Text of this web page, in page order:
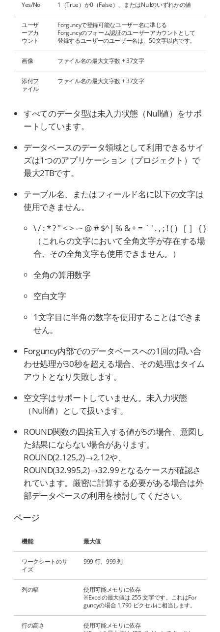
Yes/No 1（True）か0（False）、またはNullのいずれかの値
ユーザ
ーアカ
ウント
Forguncyで登録可能なユーザー名に準じる
Forguncyのフォーム認証のユーザーアカウントとして
登録するユーザーのユーザー名は、50文字以内です。
画像 ファイル名の最大文字数 + 37文字
添付フ
ァイル
ファイル名の最大文字数 + 37文字
すべてのデータ型は未入力状態（Null値）をサポ
ートしています。
データベースのデータ領域として利用できるサイ
ズは1つのアプリケーション（プロジェクト）で
最大2TBです。
テーブル名、またはフィールド名に以下の文字は
使用できません。
\ / : * ? " < > -~ @ # $^| % & + = ` ' . , ; ! ( ) ［ ］ { }
（これらの文字において全角文字が存在する場
合、その全角文字も使用できません。）
全角の算用数字
空白文字
1文字目に半角の数字を使用することはできま
せん。
Forguncy内部でのデータベースへの1回の問い合
わせ処理が30秒を超える場合、その処理はタイム
アウトとなり失敗します。
空文字はサポートしていません。未入力状態
（Null値）として扱います。
ROUND関数の四捨五入する値が5の場合、意図し
た結果にならない場合があります。
ROUND(2.125,2)→2.12や、
ROUND(32.995,2)→32.99となるケースが確認さ
れています。厳密に計算する必要がある場合は外
部データベースの利用を検討してください。
ページ
機能 最大値
ワークシートのサ
イズ
999 行、999 列
列の幅
使用可能メモリに依存
※Excelの最大値は 255 文字です。これはFor
guncyの場合 1,790 ピクセルに相当します。
行の高さ
使用可能メモリに依存